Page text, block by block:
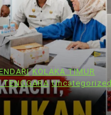
KOLAKA TIMUR
Uncategorized